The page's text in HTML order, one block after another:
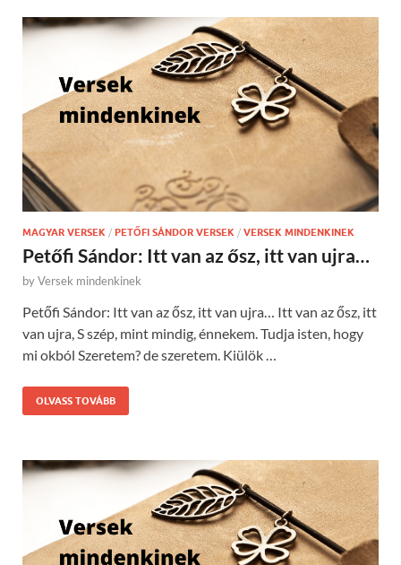
MAGYAR VERSEK / PETŐFI SÁNDOR VERSEK / VERSEK MINDENKINEK
Petőfi Sándor: Itt van az ősz, itt van ujra…
byVersek mindenkinek
Petőfi Sándor: Itt van az ősz, itt van ujra… Itt van az ősz, itt
van ujra, S szép, mint mindig, énnekem. Tudja isten, hogy
mi okból Szeretem? de szeretem. Kiülök …
OLVASS TOVÁBB